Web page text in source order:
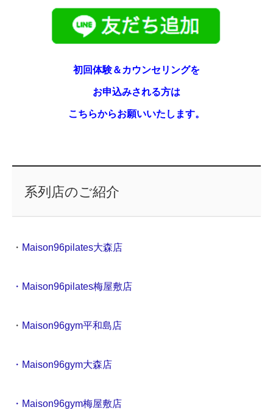
初回体験＆カウンセリングを
お申込みされる方は
こちらからお願いいたします。
系列店のご紹介
・ Maison96pilates大森店
・Maison96pilates梅屋敷店
・ Maison96gym平和島店
・Maison96gym大森店
・Maison96gym梅屋敷店